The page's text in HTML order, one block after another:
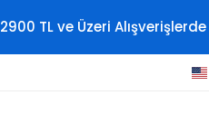
2900 TL ve Üzeri